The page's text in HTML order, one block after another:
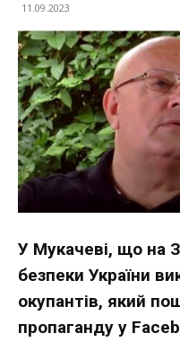
11.09.2023
У Мукачеві, що на
безпеки України
окупантів, який
пропаганду у